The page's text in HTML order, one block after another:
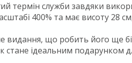
термін служби завдяки
400% та має висоту 28
що робить його ще
ідеальним подарунком